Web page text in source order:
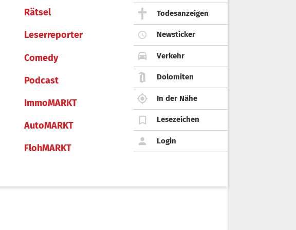
Rätsel
Leserreporter
Comedy
Podcast
ImmoMARKT
AutoMARKT
FlohMARKT
Todesanzeigen
Newsticker
Verkehr
Dolomiten
In der Nähe
Lesezeichen
Login